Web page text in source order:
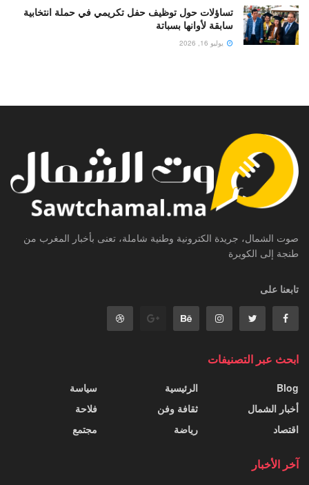
تساؤلات حول توظيف حفل تكريمي في حملة انتخابية
سابقة لأوانها بسباتة
يوليو 16, 2026
صوت الشمال، جريدة الكترونية وطنية شاملة، تعنى بأخبار المغرب من
طنجة إلى الكويرة
تابعنا على
ابحث عبر التصنيفات
Blog
أخبار الشمال
اقتصاد
الرئيسية
ثقافة وفن
رياضة
سياسة
فلاحة
مجتمع
آخر الأخبار